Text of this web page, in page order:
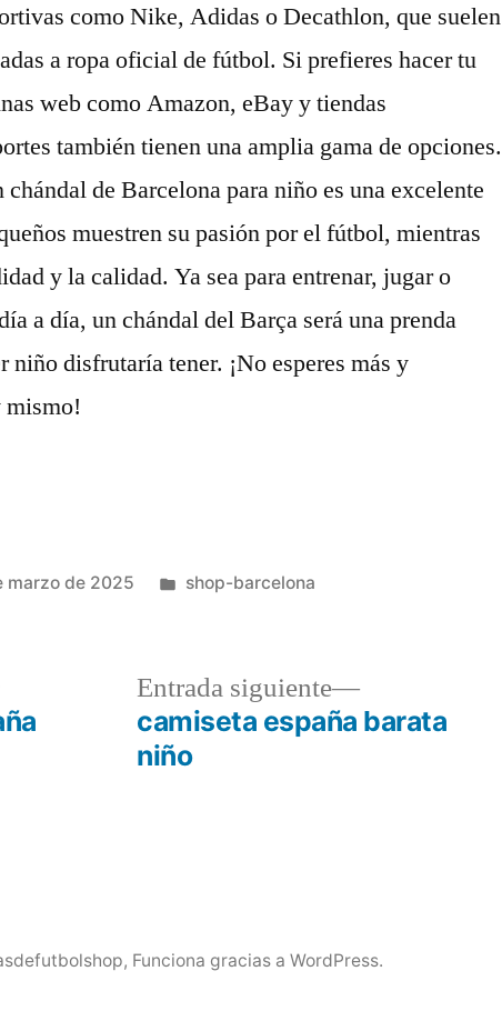
como Nike, Adidas o Decathlon, que suelen
a ropa oficial de fútbol. Si prefieres hacer tu
web como Amazon, eBay y tiendas
también tienen una amplia gama de opciones.
de Barcelona para niño es una excelente
muestren su pasión por el fútbol, mientras
y la calidad. Ya sea para entrenar, jugar o
a día, un chándal del Barça será una prenda
niño disfrutaría tener. ¡No esperes más y
mismo!
marzo de 2025
Publicado
shop-barcelona
Entrada siguiente
Entrada
siguiente:
camiseta españa barata
niño
, Funciona gracias a WordPress.